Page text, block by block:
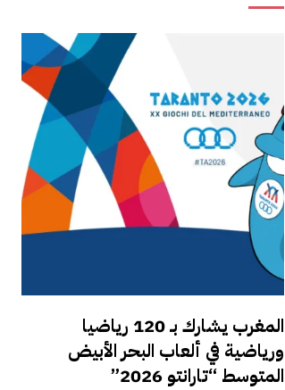
المغرب يشارك بـ 120 رياضيا
ورياضية في ألعاب البحر الأبيض
المتوسط “تارانتو 2026”